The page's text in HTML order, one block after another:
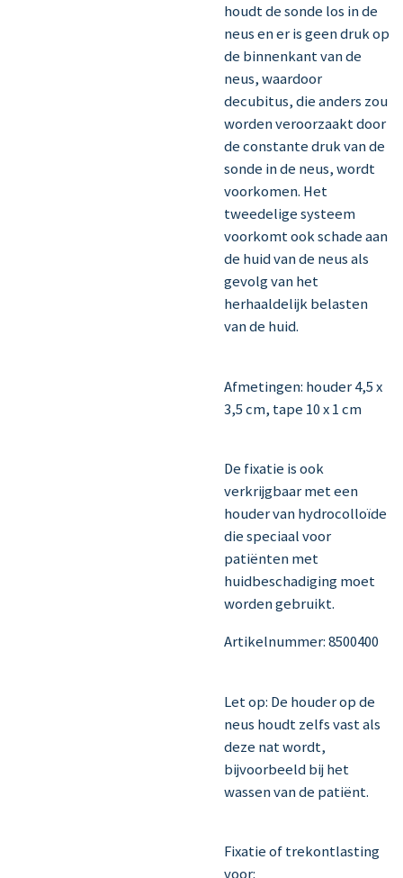
houdt de sonde los in de
neus en er is geen druk op
de binnenkant van de
neus, waardoor
decubitus, die anders zou
worden veroorzaakt door
de constante druk van de
sonde in de neus, wordt
voorkomen. Het
tweedelige systeem
voorkomt ook schade aan
de huid van de neus als
gevolg van het
herhaaldelijk belasten
van de huid.
Afmetingen: houder 4,5 x
3,5 cm, tape 10 x 1 cm
De fixatie is ook
verkrijgbaar met een
houder van hydrocolloïde
die speciaal voor
patiënten met
huidbeschadiging moet
worden gebruikt.
Artikelnummer: 8500400
Let op: De houder op de
neus houdt zelfs vast als
deze nat wordt,
bijvoorbeeld bij het
wassen van de patiënt.
Fixatie of trekontlasting
voor: